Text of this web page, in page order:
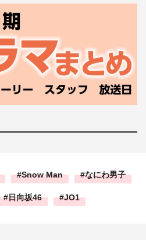
Snow Man なにわ男子
日向坂46 JO1